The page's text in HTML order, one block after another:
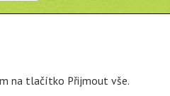
na tlačítko Přijmout vše.